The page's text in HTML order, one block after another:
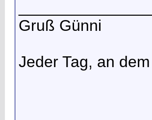
Gruß Günni
Jeder Tag, an